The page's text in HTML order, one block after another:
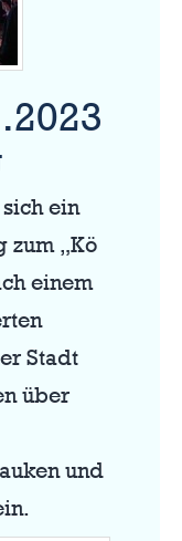
ein
zum „Kö
einem
Stadt
über
und